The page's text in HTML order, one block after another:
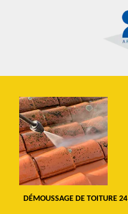
DÉMOUSSAGE DE TOITURE 24